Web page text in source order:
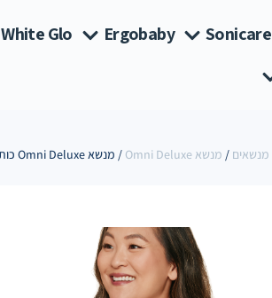
Sonicare
Ergobaby
White Glo
מנשאים / מנשא Omni Deluxe / מנשא Omni Deluxe כותנה – אפור בהיר